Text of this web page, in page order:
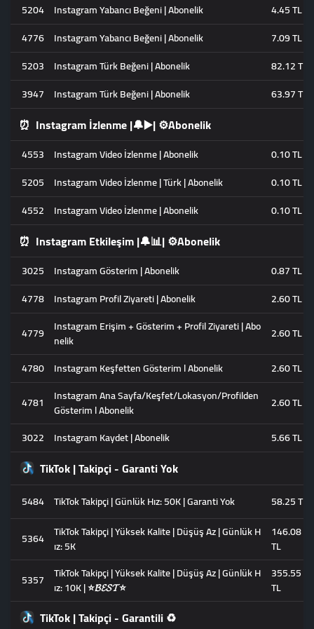
5204 Instagram Yabancı Beğeni | Abonelik
4.45 TL
4776 Instagram Yabancı Beğeni | Abonelik
7.09 TL
5203
Instagram Türk Beğeni | Abonelik
82.12 TL
3947
Instagram Türk Beğeni | Abonelik 63.97 TL
⏰ Instagram İzlenme |🔔▶️| ⚙️Abonelik
4553 Instagram Video İzlenme | Abonelik
0.10 TL
5205
Instagram Video İzlenme | Türk | Abonelik
0.10 TL
4552
Instagram Video İzlenme | Abonelik 0.10 TL
⏰ Instagram Etkileşim |🔔📊| ⚙️Abonelik
3025 Instagram Gösterim | Abonelik
0.87 TL
4778 Instagram Profil Ziyareti | Abonelik
2.60 TL
4779 Instagram Erişim + Gösterim + Profil Ziyareti | Abo
nelik
2.60 TL
4780 Instagram Keşfetten Gösterim l Abonelik
2.60 TL
4781
Instagram Ana Sayfa/Keşfet/Lokasyon/Profilden
Gösterim l Abonelik
2.60 TL
3022
Instagram Kaydet | Abonelik 5.66 TL
TikTok | Takipçi - Garanti Yok
5484 TikTok Takipçi | Günlük Hız: 50K | Garanti Yok 58.25 TL
5364 TikTok Takipçi | Yüksek Kalite | Düşüş Az | Günlük H
ız: 5K
146.08
TL
5357 TikTok Takipçi | Yüksek Kalite | Düşüş Az | Günlük H
ız: 10K | ⭐𝓑𝓔𝓢𝓣⭐
355.55
TL
TikTok | Takipçi - Garantili ♻️